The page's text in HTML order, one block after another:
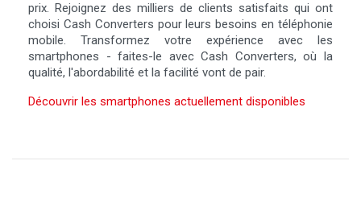
prix. Rejoignez des milliers de clients satisfaits qui ont
choisi Cash Converters pour leurs besoins en téléphonie
mobile. Transformez votre expérience avec les
smartphones - faites-le avec Cash Converters, où la
qualité, l'abordabilité et la facilité vont de pair.
Découvrir les smartphones actuellement disponibles